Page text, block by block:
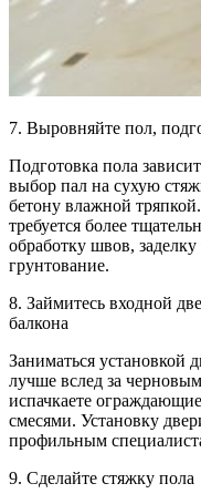
7. Выровняйте пол,
Подготовка пола
выбор пал на сухую
бетону влажной
требуется более
обработку швов,
грунтование.
8. Займитесь входной
балкона
Заниматься установкой
лучше вслед за
испачкаете
смесями. Установку
профильным
9. Сделайте стяжку пола